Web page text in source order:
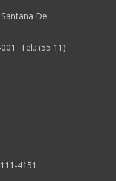
De
Tel.: (55 11)
4151